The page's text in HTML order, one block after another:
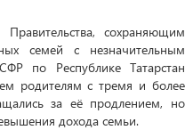
сохраняющим
семей с незначительным
по Республике Татарстан
родителям с тремя и более
за её продлением, но
дохода семьи.